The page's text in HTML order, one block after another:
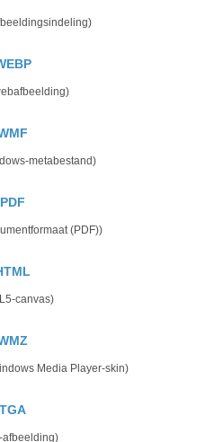
metabestand)
PDF
(PDF))
canvas)
Media Player-skin)
TGA
afbeelding)